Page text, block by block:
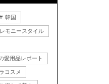
韓国
モニースタイル
愛用品レポート
コスメ